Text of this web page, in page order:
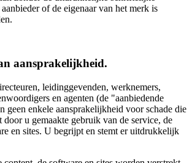
of de eigenaar van het merk is
aansprakelijkheid.
leidinggevenden, werknemers,
en agenten (de "aanbiedende
geen enkele aansprakelijkheid voor schade die
door u gemaakte gebruik van de service, de
en sites. U begrijpt en stemt er uitdrukkelijk